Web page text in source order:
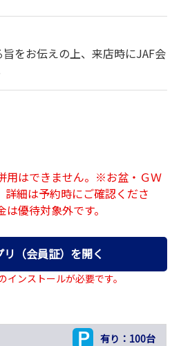
をお伝えの上、来店時にJAF会
用はできません。※お盆・ＧＷ
詳細は予約時にご確認くださ
優待対象外です。
リ（会員証）を開く
ンストールが必要です。
有り：100台